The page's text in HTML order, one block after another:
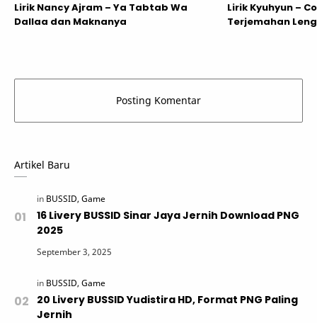
Lirik Nancy Ajram – Ya Tabtab Wa
Dallaa dan Maknanya
Lirik Kyuhyun –
Terjemahan
Artikel Baru
16 Livery BUSSID Sinar Jaya Jernih Download PNG
2025
20 Livery BUSSID Yudistira HD, Format PNG Paling
Jernih